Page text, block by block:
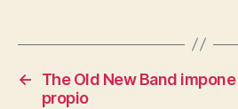
←
The Old New Band
propio